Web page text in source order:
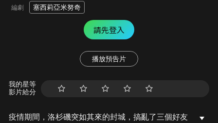
編劇 塞西莉亞米努奇
請先登入
播放預告片
我的星等
影片給分
疫情期間，洛杉磯突如其來的封城，搞亂了三個好友